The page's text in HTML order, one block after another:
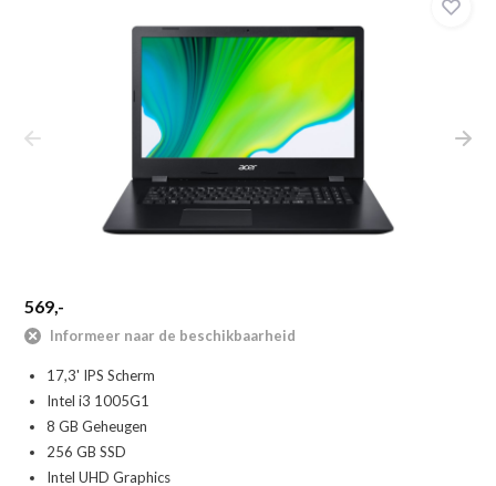
569,-
Informeer naar de beschikbaarheid
17,3' IPS Scherm
Intel i3 1005G1
8 GB Geheugen
256 GB SSD
Intel UHD Graphics